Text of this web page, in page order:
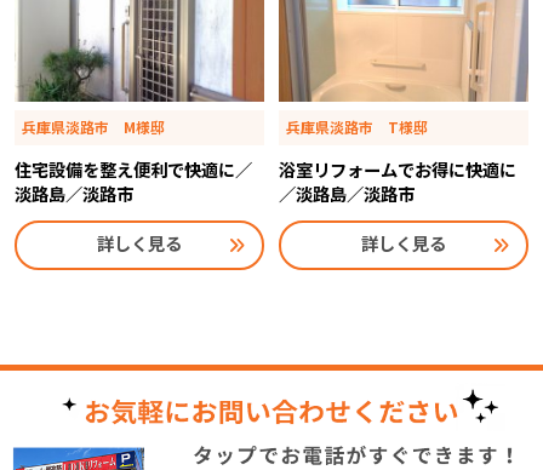
兵庫県淡路市 M様邸
住宅設備を整え便利で快適に／
淡路島／淡路市
詳しく見る
兵庫県淡路市 T様邸
浴室リフォームでお得に快適に
／淡路島／淡路市
詳しく見る